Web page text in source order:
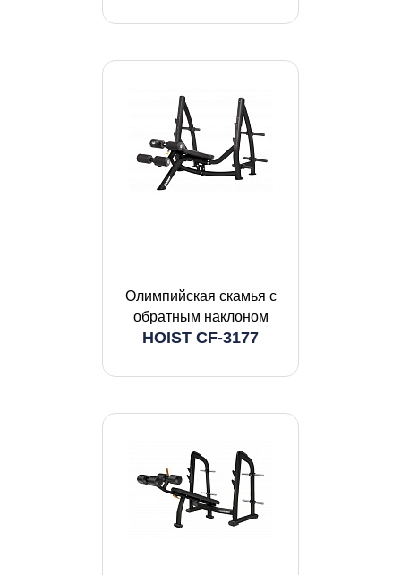
Олимпийская скамья с
обратным наклоном
HOIST CF-3177